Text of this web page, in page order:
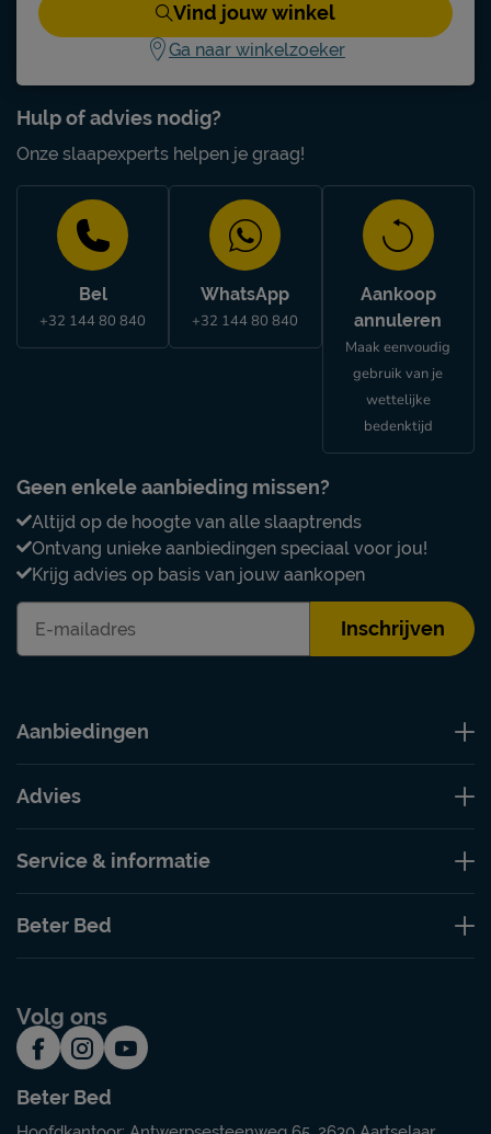
Hulp of advies nodig?
Onze slaapexperts helpen je graag!
Bel
+32 144 80 840
WhatsApp
+32 144 80 840
Aankoop
annuleren
Maak eenvoudig
gebruik van je
wettelijke
bedenktijd
Geen enkele aanbieding missen?
Altijd op de hoogte van alle slaaptrends
Ontvang unieke aanbiedingen speciaal voor jou!
Krijg advies op basis van jouw aankopen
Inschrijven
Vind jouw winkel
Ga naar winkelzoeker
Aanbiedingen
Advies
Service & informatie
Beter Bed
Volg ons
Beter Bed